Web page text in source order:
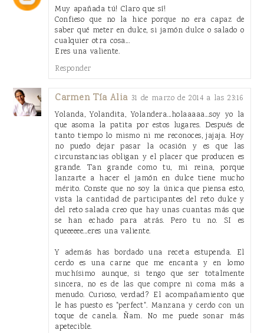
Muy apañada tú! Claro que sí!
Confieso que no la hice porque no era capaz de
saber qué meter en dulce, si jamón dulce o salado o
cualquier otra cosa...
Eres una valiente.
Responder
Carmen Tía Alia 31 de marzo de 2014 a las 23:16
Yolanda, Yolandita, Yolandera...holaaaaa...soy yo la
que asoma la patita por estos lugares. Después de
tanto tiempo lo mismo ni me reconoces, jajaja. Hoy
no puedo dejar pasar la ocasión y es que las
circunstancias obligan y el placer que producen es
grande. Tan grande como tu, mi reina, porque
lanzarte a hacer el jamón en dulce tiene mucho
mérito. Conste que no soy la única que piensa esto,
vista la cantidad de participantes del reto dulce y
del reto salada creo que hay unas cuantas más que
se han echado para atrás. Pero tu no. SI es
queeeeee...eres una valiente.
Y además has bordado una receta estupenda. El
cerdo es una carne que me encanta y en lomo
muchísimo aunque, si tengo que ser totalmente
sincera, no es de las que compre ni coma más a
menudo. Curioso, verdad? El acompañamiento que
le has puesto es "perfect". Manzana y cerdo con un
toque de canela. Ñam. No me puede sonar más
apetecible.